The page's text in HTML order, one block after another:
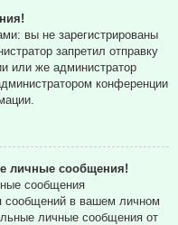
вы не зарегистрированы
запретил отправку
или же администратор
конференции
личные сообщения!
сообщения
сообщений в вашем личном
личные сообщения от